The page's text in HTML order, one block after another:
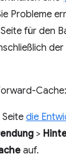
Probleme
für den
Cache:
die
>
auf.